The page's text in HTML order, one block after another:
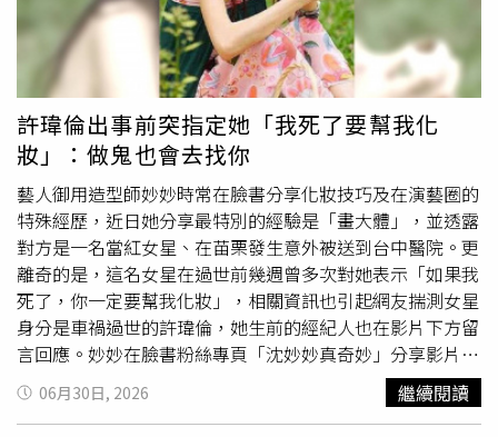
里斯腱原本就有問題進行治療，還搞笑跟自己的人形立牌合
影。（圖／翻攝自姜濤IG）2022年11月，香港男團MIRROR
的人氣王姜濤在商台籃球賽中傷及膝蓋，最後須動手術，復
健期需用拐杖約兩個月，錯失多個重要演出。但其實他連左
腳阿基里斯腱也有問題，據當時港媒報導，他必須定時覆診
及接受物理治療，也必須給身體更充足的休息。他曾在社群
上傳短片透露自己在做物理治療，右腳由腳眼到膝蓋以上裝
支架穩定傷患，他也用右腳拉扯橡筋，希望藉此讓右腳肌肉
恢復力量，再依照治療師要求做不同動作，完成一組動作耗
費的體力不輸上台演唱，十分辛苦。權相佑過去曾因阿基里
斯腱斷裂開刀，去年又首度公開肝臟長瘤。（圖／翻攝自짠
한형 신동엽YT）韓國男演員權相佑2020年在拍攝電影《海
賊：鬼怪的旗幟》時感到右腳踝不適，原本以為是扭傷，但
經詳細檢查後發現竟然是阿基里斯腱斷裂。由於先前他曾接
受過阿基里斯腱和韌帶重建的手術，經紀公司當時表示他的
傷應為舊疾復發，並非拍攝電影過程引起。他也隨即接受手
許瑋倫出事前突指定她「我死了要幫我化
妝」：做鬼也會去找你
藝人御用造型師妙妙時常在臉書分享化妝技巧及在演藝圈的
特殊經歷，近日她分享最特別的經驗是「畫大體」，並透露
對方是一名當紅女星、在苗栗發生意外被送到台中醫院。更
離奇的是，這名女星在過世前幾週曾多次對她表示「如果我
死了，你一定要幫我化妝」，相關資訊也引起網友揣測女星
身分是車禍過世的許瑋倫，她生前的經紀人也在影片下方留
言回應。妙妙在臉書粉絲專頁「沈妙妙真奇妙」分享影片透
露，她最特別也最難過的化妝經驗，就是幫大體化妝。對方
是身分一名女藝人，「她是意外，而且她那時候很年輕、滿
06月30日, 2026 繼續閱讀